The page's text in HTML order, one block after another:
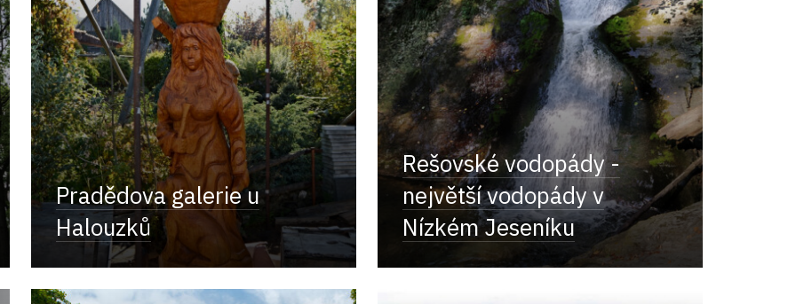
Pradědova galerie u
Halouzků
Rešovské vodopády -
největší vodopády v
Nízkém Jeseníku